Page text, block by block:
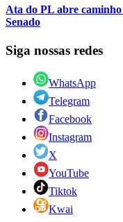
Ata do PL abre
Senado
Siga nossas redes
WhatsApp
Telegram
Facebook
Instagram
X
YouTube
Tiktok
Kwai